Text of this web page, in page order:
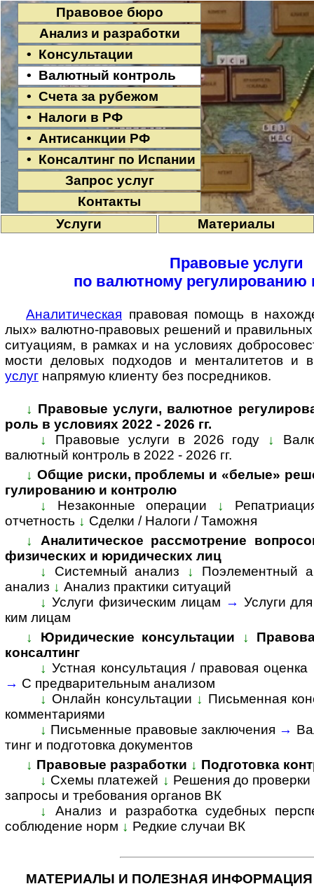
Правовое бюро
Анализ и разработки
• Консультации
• Валютный контроль
• Счета за рубежом
• Налоги в РФ
• Антисанкции РФ
• Консалтинг по Испании
Запрос услуг
Контакты
Услуги
Материалы
Правовые услуги
по валютному регулированию
Ана­ли­ти­че­с­кая пра­во­вая по­мощь в
лых» ва­лют­но-­пра­во­вых ре­ше­ний и пра­ви­ль­ных
си­ту­а­ци­ям, в рам­ках и на усло­ви­ях
мо­сти дело­вых под­хо­дов и мен­та­ли­те­тов и
услуг на­пря­мую кли­енту без по­сред­ников.
↓ Пра­во­вые услуги, валютное
роль в усло­виях 2022 - 2026 гг.
↓
Правовые услуги в 2026 году ↓
валютный конт­роль в 2022 - 2026 гг.
↓ Общие риски, проблемы и «белые»
гу­ли­ро­ва­нию и конт­ролю
↓
Незаконные операции ↓
отчетность ↓ Сделки / Налоги / Таможня
↓
Аналитическое рассмотрение
физи­чес­ких и юри­ди­чес­ких лиц
↓
Системный анализ ↓
Поэле­мент­ный
ана­лиз ↓ Ана­лиз прак­тики ситуаций
↓ Услуги физическим лицам → Услуги
ким лицам
↓
Юридические консультации ↓
консалтинг
↓ Устная консультация / правовая оценка
→ С пред­ва­ри­тель­ным анализом
↓ Онлайн консультации ↓ Письменная
комментариями
↓ Пись­мен­ные право­вые заклю­чения →
тинг и подго­товка доку­ментов
↓ Правовые разработки ↓ Подготовка
↓ Схемы платежей ↓ Решения до
запросы и требования органов ВК
↓
Анализ и разработка судебных
соблюдение норм ↓ Редкие случаи ВК
МАТЕРИАЛЫ И ПОЛЕЗНАЯ ИНФОРМАЦИЯ